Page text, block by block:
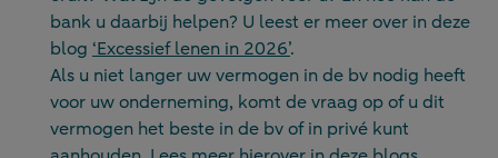
bank u daarbij helpen? U leest er meer over in deze
blog ‘Excessief lenen in 2026’.
Als u niet langer uw vermogen in de bv nodig heeft
voor uw onderneming, komt de vraag op of u dit
vermogen het beste in de bv of in privé kunt